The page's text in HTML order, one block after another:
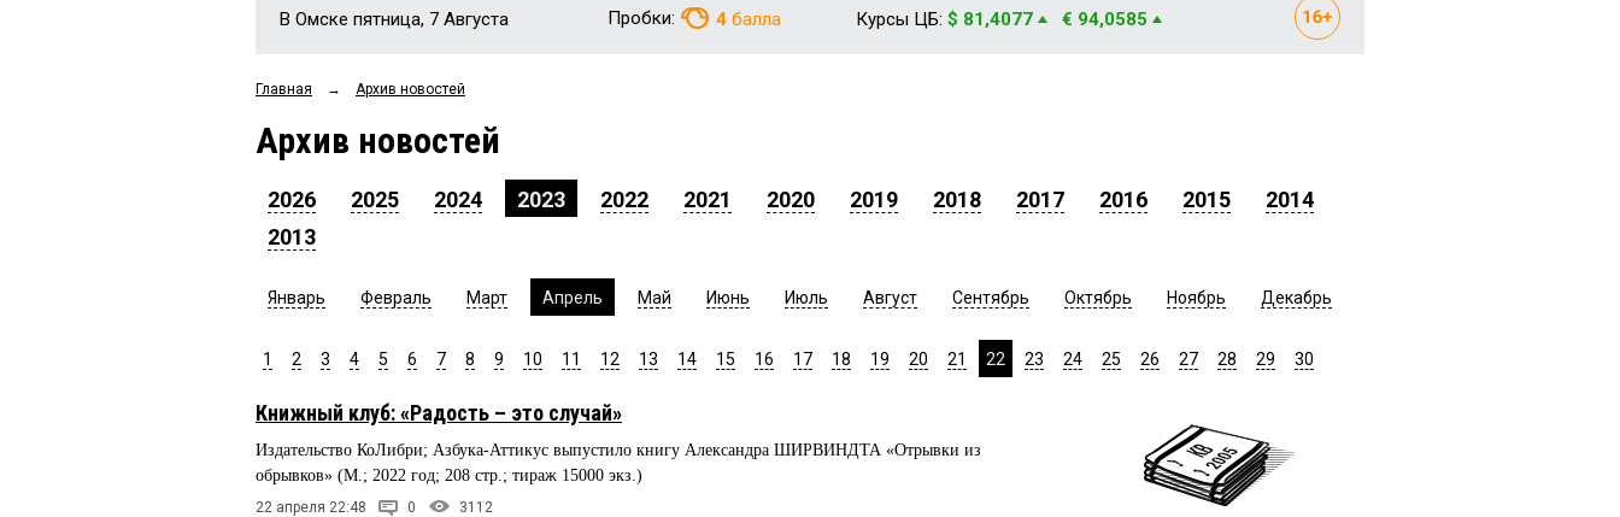
В Омске пятница, 7 Августа Пробки: 4 балла Курсы ЦБ: $ 81,4077 € 94,0585
Главная → Архив новостей
Архив новостей
2026 2025 2024 2023 2022 2021 2020 2019 2018 2017 2016 2015
2014
2013
Январь Февраль Март Апрель Май Июнь Июль Август Сентябрь Октябрь Ноябрь Декабрь
1 2 3 4 5 6 7 8 9 10 11 12 13 14 15 16 17 18 19 20 21 22 23 24 25 26 27 28 29 30
Книжный клуб: «Радость – это случай»
Издательство КоЛибри; Азбука-Аттикус выпустило книгу Александра ШИРВИНДТА «Отрывки из
обрывков» (М.; 2022 год; 208 стр.; тираж 15000 экз.)
22 апреля 22:48 0 3112